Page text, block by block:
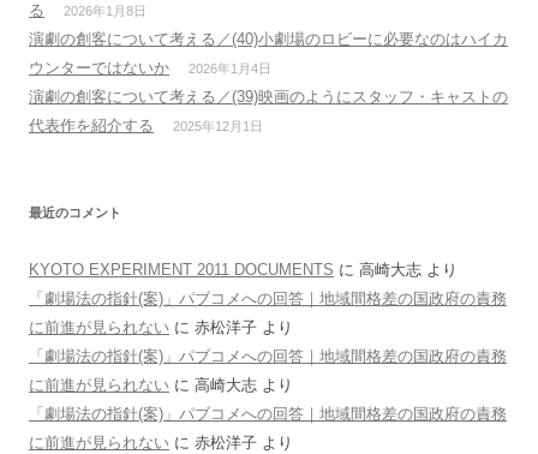
る
2026年1月8日
演劇の創客について考える／(40)小劇場のロビーに必要なのはハイカ
ウンターではないか
2026年1月4日
演劇の創客について考える／(39)映画のようにスタッフ・キャストの
代表作を紹介する
2025年12月1日
最近のコメント
KYOTO EXPERIMENT 2011 DOCUMENTS に 高崎大志 より
「劇場法の指針(案)」パブコメへの回答｜地域間格差の国政府の責務
に前進が見られない に 赤松洋子 より
「劇場法の指針(案)」パブコメへの回答｜地域間格差の国政府の責務
に前進が見られない に 高崎大志 より
「劇場法の指針(案)」パブコメへの回答｜地域間格差の国政府の責務
に前進が見られない に 赤松洋子 より